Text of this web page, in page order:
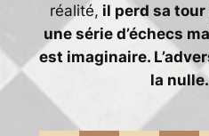
réalité, il perd sa
une série d’échecs
est imaginaire.
la